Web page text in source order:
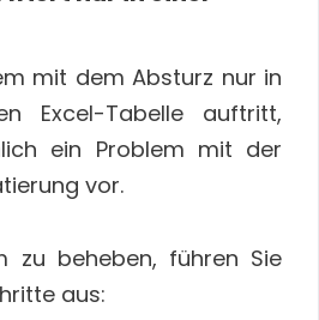
mit dem Absturz nur in
Excel-Tabelle auftritt,
ein Problem mit der
vor.
zu beheben, führen Sie
aus: